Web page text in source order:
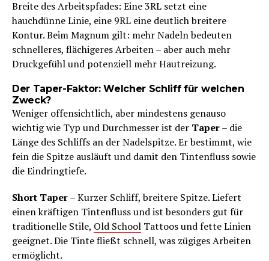
Breite des Arbeitspfades: Eine 3RL setzt eine
hauchdünne Linie, eine 9RL eine deutlich breitere
Kontur. Beim Magnum gilt: mehr Nadeln bedeuten
schnelleres, flächigeres Arbeiten – aber auch mehr
Druckgefühl und potenziell mehr Hautreizung.
Der Taper-Faktor: Welcher Schliff für welchen
Zweck?
Weniger offensichtlich, aber mindestens genauso
wichtig wie Typ und Durchmesser ist der Taper– die
Länge des Schliffs an der Nadelspitze. Er bestimmt, wie
fein die Spitze ausläuft und damit den Tintenfluss sowie
die Eindringtiefe.
Short Taper– Kurzer Schliff, breitere Spitze. Liefert
einen kräftigen Tintenfluss und ist besonders gut für
traditionelle Stile, Old School Tattoos und fette Linien
geeignet. Die Tinte fließt schnell, was zügiges Arbeiten
ermöglicht.